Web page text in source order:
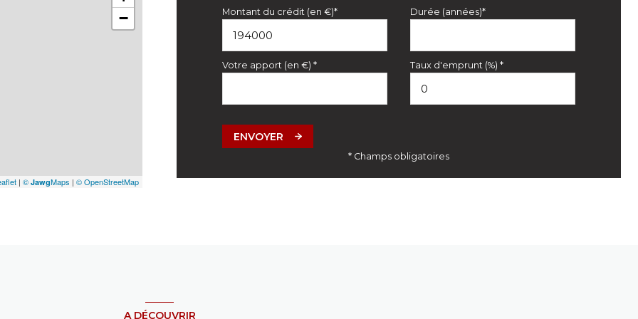
−
| © JawgMaps | © OpenStreetMap
Montant du crédit (en €)* Durée (années)*
Votre apport (en €) * Taux d'emprunt (%) *
ENVOYER
* Champs obligatoires
A DÉCOUVRIR